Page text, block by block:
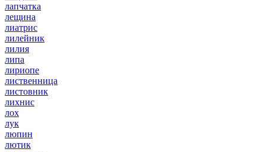
лапчатка
лещина
лиатрис
лилейник
лилия
липа
лириопе
лиственница
листовник
лихнис
лох
лук
люпин
лютик